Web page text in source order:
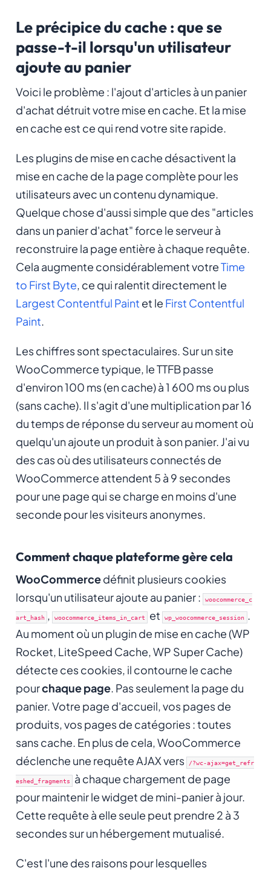
Le précipice du cache : que se
passe-t-il lorsqu'un utilisateur
ajoute au panier
Voici le problème : l'ajout d'articles à un panier
d'achat détruit votre mise en cache. Et la mise
en cache est ce qui rend votre site rapide.
Les plugins de mise en cache désactivent la
mise en cache de la page complète pour les
utilisateurs avec un contenu dynamique.
Quelque chose d'aussi simple que des "articles
dans un panier d'achat" force le serveur à
reconstruire la page entière à chaque requête.
Cela augmente considérablement votreTime
to First Byte, ce qui ralentit directement le
Largest Contentful Paint et le First Contentful
Paint.
Les chiffres sont spectaculaires. Sur un site
WooCommerce typique, le TTFB passe
d'environ 100 ms (en cache) à 1 600 ms ou plus
(sans cache). Il s'agit d'une multiplication par 16
du temps de réponse du serveur au moment où
quelqu'un ajoute un produit à son panier. J'ai vu
des cas où des utilisateurs connectés de
WooCommerce attendent 5 à 9 secondes
pour une page qui se charge en moins d'une
seconde pour les visiteurs anonymes.
Comment chaque plateforme gère cela
WooCommercedéfinit plusieurs cookies
lorsqu'un utilisateur ajoute au panier :
woocommerce_c
art_hash , woocommerce_items_in_cart et wp_woocommerce_session .
Au moment où un plugin de mise en cache (WP
Rocket, LiteSpeed Cache, WP Super Cache)
détecte ces cookies, il contourne le cache
pourchaque page. Pas seulement la page du
panier. Votre page d'accueil, vos pages de
produits, vos pages de catégories : toutes
sans cache. En plus de cela, WooCommerce
déclenche une requête AJAX vers
/?wc-ajax=get_refr
eshed_fragments à chaque chargement de page
pour maintenir le widget de mini-panier à jour.
Cette requête à elle seule peut prendre 2 à 3
secondes sur un hébergement mutualisé.
C'est l'une des raisons pour lesquelles